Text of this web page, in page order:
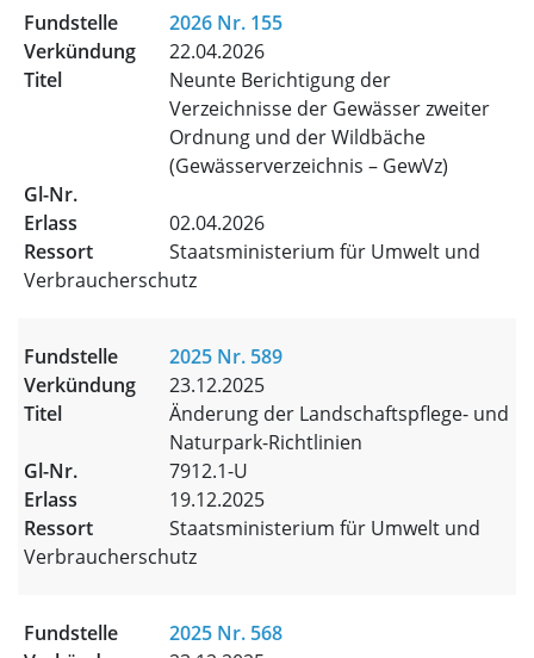
2026 Nr. 155
22.04.2026
Neunte Berichtigung der
Verzeichnisse der Gewässer zweiter
Ordnung und der Wildbäche
(Gewässerverzeichnis – GewVz)
02.04.2026
Staatsministerium für Umwelt und
Verbraucherschutz
2025 Nr. 589
23.12.2025
Änderung der Landschaftspflege- und
Naturpark-Richtlinien
7912.1-U
19.12.2025
Staatsministerium für Umwelt und
Verbraucherschutz
2025 Nr. 568